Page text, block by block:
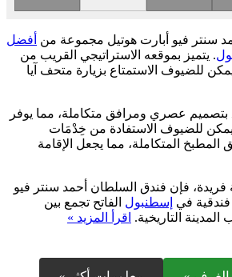
سنتر فيو أبارت هوتيل مجموعة من أفضل
. يتميز بموقعه الاستراتيجي القريب من
للضيوف الاستمتاع بزيارة متحف آيا
بتصميم عصري ومرافق متكاملة، مما يوفر
يمكن للضيوف الاستفادة من خِدْمَات
المطبخ المتكاملة، مما يجعل الإقامة
فريدة، فإن فندق السلطان أحمد سنتر فيو
في إسطنبول الفاتح تجمع بين
التاريخية. اقرأ المزيد »